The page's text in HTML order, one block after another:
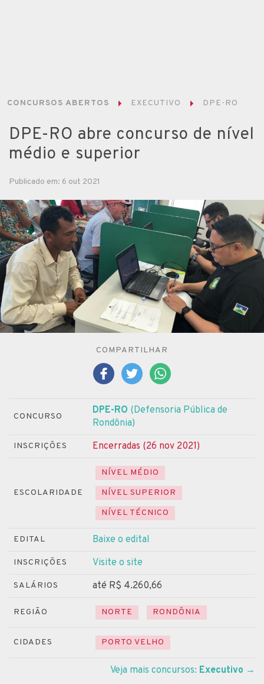
CONCURSOS ABERTOS EXECUTIVO DPE-RO
DPE-RO abre concurso de nível
médio e superior
Publicado em: 6 out 2021
COMPARTILHAR
CONCURSO
DPE-RO (Defensoria Pública de
Rondônia)
INSCRIÇÕES Encerradas (26 nov 2021)
ESCOLARIDADE
NÍVEL MÉDIO
NÍVEL SUPERIOR
NÍVEL TÉCNICO
EDITAL Baixe o edital
INSCRIÇÕES Visite o site
SALÁRIOS até R$ 4.260,66
REGIÃO NORTE RONDÔNIA
CIDADES PORTO VELHO
Veja mais concursos: Executivo →